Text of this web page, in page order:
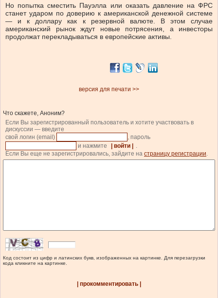
Но попытка сместить Пауэлла или оказать давление на ФРС
станет ударом по доверию к американской денежной системе
— и к доллару как к резервной валюте. В этом случае
американский рынок ждут новые потрясения, а инвесторы
продолжат перекладываться в европейские активы.
версия для печати >>
Что скажете, Аноним?
Если Вы зарегистрированный пользователь и хотите участвовать в
дискуссии — введите
свой логин (email)
, пароль
и нажмите
| войти |
.
Если Вы еще не зарегистрировались, зайдите на страницу регистрации.
Код состоит из цифр и латинских букв, изображенных на картинке. Для перезагрузки
кода кликните на картинке.
| прокомментировать |